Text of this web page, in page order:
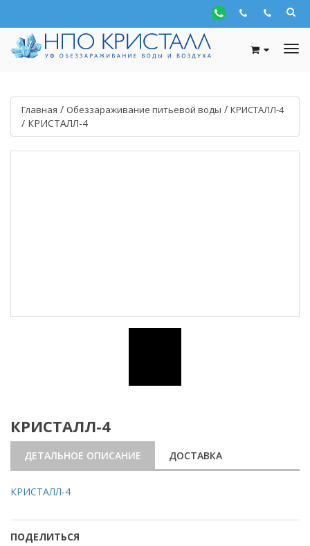
Главная / Обеззараживание питьевой воды / КРИСТАЛЛ-4
/ КРИСТАЛЛ-4
КРИСТАЛЛ-4
ДЕТАЛЬНОЕ ОПИСАНИЕ ДОСТАВКА
КРИСТАЛЛ-4
ПОДЕЛИТЬСЯ